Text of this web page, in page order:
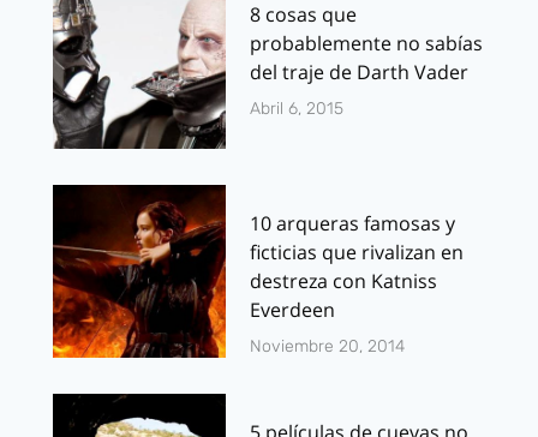
8 cosas que
probablemente no sabías
del traje de Darth Vader
Abril 6, 2015
10 arqueras famosas y
ficticias que rivalizan en
destreza con Katniss
Everdeen
Noviembre 20, 2014